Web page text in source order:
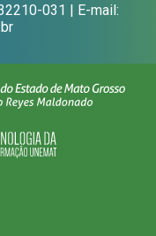
031 | E-mail: